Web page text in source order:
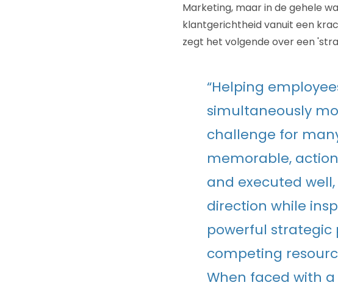
Marketing, maar in de gehele
klantgerichtheid vanuit een
zegt het volgende over een
“Helping
simultaneously
challenge for
memorable,
and executed
direction while
powerful strategic
competing
When faced with